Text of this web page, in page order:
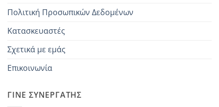
Πολιτική Προσωπικών Δεδομένων
Κατασκευαστές
Σχετικά με εμάς
Επικοινωνία
ΓΊΝΕ ΣΥΝΕΡΓΆΤΗΣ